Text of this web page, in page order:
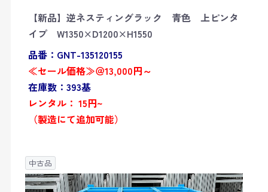
【新品】逆ネスティングラック 青色 上ピンタ
イプ W1350×D1200×H1550
品番：GNT-135120155
≪セール価格≫＠13,000円～
在庫数：393基
レンタル： 15円~
（製造にて追加可能）
中古品